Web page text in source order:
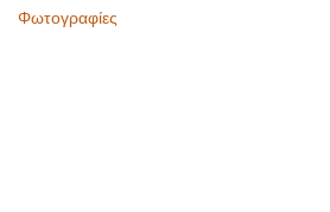
Φωτογραφίες